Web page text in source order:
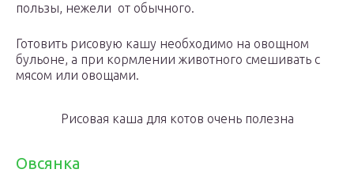
пользы, нежели от обычного.
Готовить рисовую кашу необходимо на овощном
бульоне, а при кормлении животного смешивать с
мясом или овощами.
Рисовая каша для котов очень полезна
Овсянка